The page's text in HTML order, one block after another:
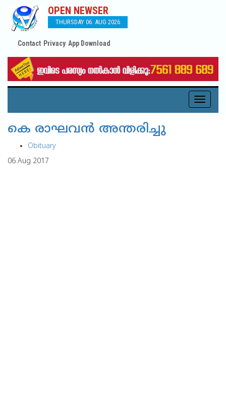
OPEN NEWSER
THURSDAY 06. AUG 2026
Contact Privacy App Download
Toggle
കെ രാഘവന്‍ അന്തരിച്ചു
Obituary
06 Aug 2017